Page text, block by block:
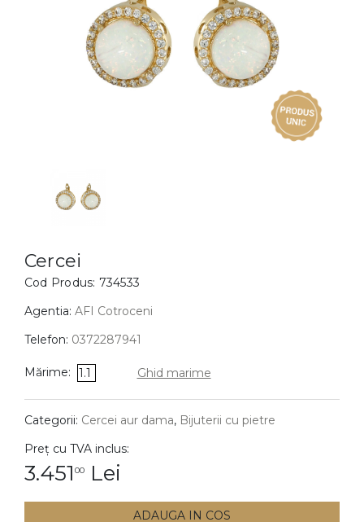
BIJUTERII COPII
Cercei
Bratari
Coliere
Lanturi
Pandantive
DIAMANTE Vezi toate
Cercei
Cercei
Cod Produs: 734533
Agentia: AFI Cotroceni
Telefon: 0372287941
Mărime: 1.1 Ghid marime
Categorii: Cercei aur dama, Bijuterii cu pietre
Preț cu TVA inclus:
3.451 00 Lei
ADAUGA IN COS